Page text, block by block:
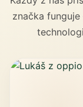
značka